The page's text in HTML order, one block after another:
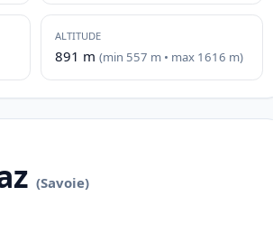
ALTITUDE
891 m (min 557 m • max 1616 m)
(Savoie)